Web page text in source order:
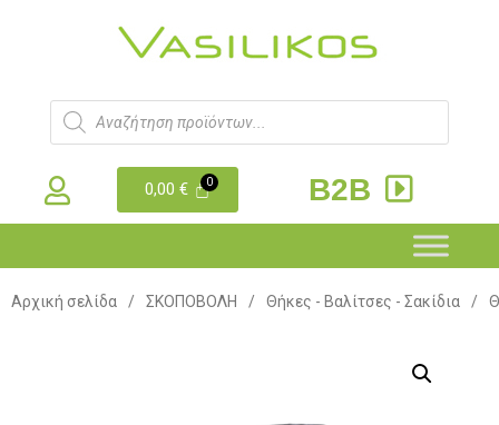
0,00€ B2B
Αρχική σελίδα / ΣΚΟΠΟΒΟΛΗ / Θήκες - Βαλίτσες - Σακίδια /